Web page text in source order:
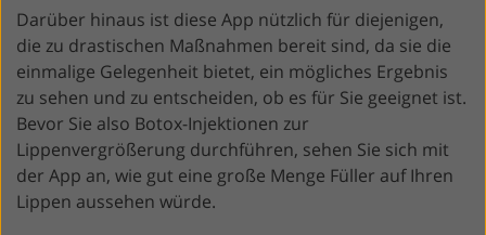
Darüber hinaus ist diese App nützlich für diejenigen,
die zu drastischen Maßnahmen bereit sind, da sie die
einmalige Gelegenheit bietet, ein mögliches Ergebnis
zu sehen und zu entscheiden, ob es für Sie geeignet ist.
Bevor Sie also Botox-Injektionen zur
Lippenvergrößerung durchführen, sehen Sie sich mit
der App an, wie gut eine große Menge Füller auf Ihren
Lippen aussehen würde.